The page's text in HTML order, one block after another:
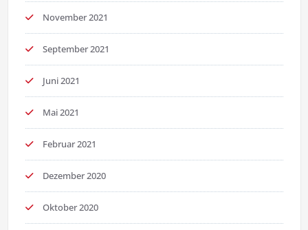
November 2021
September 2021
Juni 2021
Mai 2021
Februar 2021
Dezember 2020
Oktober 2020